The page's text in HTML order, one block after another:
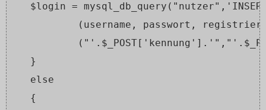
$login =
(username, passwort, registrierung)
}
else
{